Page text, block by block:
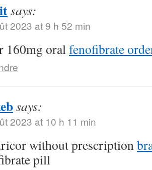
says:
2023 at 9 h 52 min
160mg oralfenofibrate
says:
2023 at 10 h 11 min
without prescription
pill